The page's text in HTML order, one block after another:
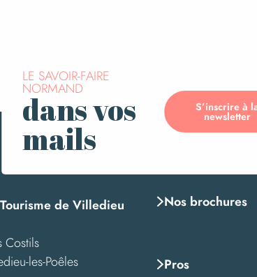
Gloux
LE SAVOIR-FAIRE
NORMAND
dans vos
mails
S’inscrire à
newsletter
de Villedieu
Costils
les-Poêles
Nos brochures
Pros